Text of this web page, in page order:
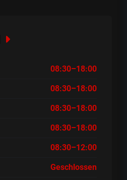
08:30–18:00
08:30–18:00
08:30–18:00
08:30–18:00
08:30–12:00
Geschlossen